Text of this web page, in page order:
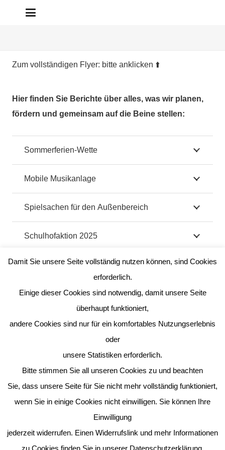
Zum vollständigen Flyer: bitte anklicken ⬆️
Hier finden Sie Berichte über alles, was wir planen,
fördern und gemeinsam auf die Beine stellen:
Sommerferien-Wette
Mobile Musikanlage
Spielsachen für den Außenbereich
Schulhofaktion 2025
Abschlussklassen 2025
Förderverein_Beitrittserklärung
Damit Sie unsere Seite vollständig nutzen können, sind Cookies
erforderlich.
Einige dieser Cookies sind notwendig, damit unsere Seite
überhaupt funktioniert,
andere Cookies sind nur für ein komfortables Nutzungserlebnis
oder
unsere Statistiken erforderlich.
Bitte stimmen Sie all unseren Cookies zu und beachten
Sie, dass unsere Seite für Sie nicht mehr vollständig funktioniert,
wenn Sie in einige Cookies nicht einwilligen. Sie können Ihre
Einwilligung
jederzeit widerrufen. Einen Widerrufslink und mehr Informationen
zu Cookies finden Sie in unserer Datenschutzerklärung.